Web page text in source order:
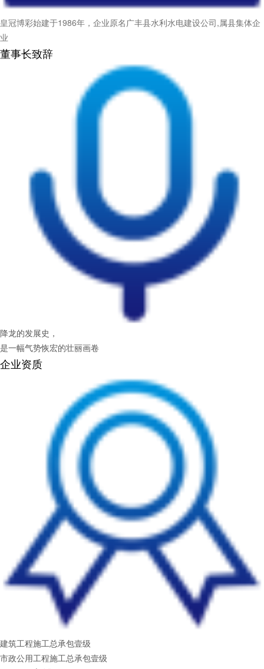
皇冠博彩始建于1986年，企业原名广丰县水利水电建设公司,属县集体企
业
董事长致辞
降龙的发展史，
是一幅气势恢宏的壮丽画卷
企业资质
建筑工程施工总承包壹级
市政公用工程施工总承包壹级